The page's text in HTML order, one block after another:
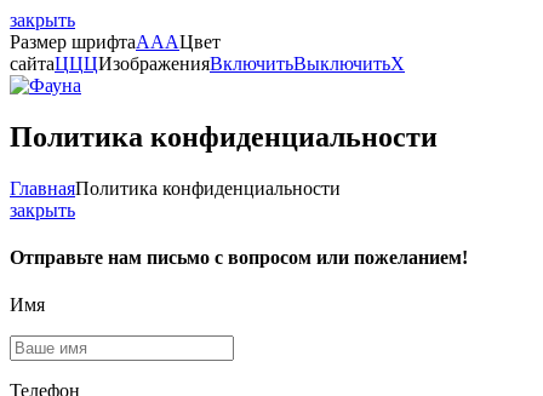
закрыть
Размер шрифтаAAAЦвет
сайтаЦЦЦИзображенияВключитьВыключитьX
Политика конфиденциальности
ГлавнаяПолитика конфиденциальности
закрыть
Отправьте нам письмо с вопросом или пожеланием!
Имя
Телефон